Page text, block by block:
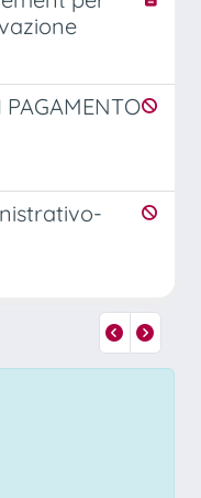
PAGAMENTO